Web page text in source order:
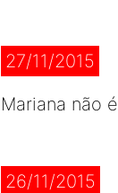
27/11/2015
Mariana não
26/11/2015